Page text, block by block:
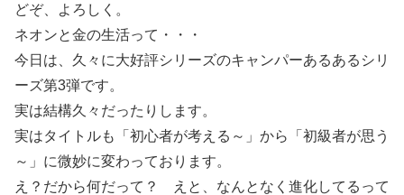
どぞ、よろしく。
ネオンと金の生活って・・・
今日は、久々に大好評シリーズのキャンパーあるあるシリ
ーズ第3弾です。
実は結構久々だったりします。
実はタイトルも「初心者が考える～」から「初級者が思う
～」に微妙に変わっております。
え？だから何だって？ えと、なんとなく進化してるって